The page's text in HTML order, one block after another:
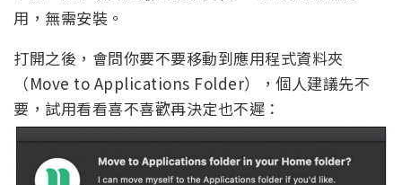
用，無需安裝。
打開之後，會問你要不要移動到應用程式資料夾
（Move to Applications Folder），個人建議先不
要，試用看看喜不喜歡再決定也不遲：